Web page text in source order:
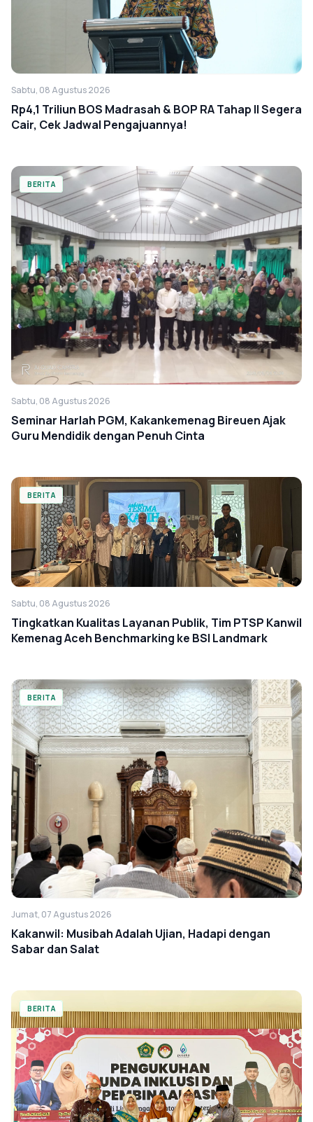
Sabtu, 08 Agustus 2026
Rp4,1 Triliun BOS Madrasah & BOP RA Tahap II Segera
Cair, Cek Jadwal Pengajuannya!
BERITA
Sabtu, 08 Agustus 2026
Seminar Harlah PGM, Kakankemenag Bireuen Ajak
Guru Mendidik dengan Penuh Cinta
BERITA
Sabtu, 08 Agustus 2026
Tingkatkan Kualitas Layanan Publik, Tim PTSP Kanwil
Kemenag Aceh Benchmarking ke BSI Landmark
BERITA
Jumat, 07 Agustus 2026
Kakanwil: Musibah Adalah Ujian, Hadapi dengan
Sabar dan Salat
BERITA